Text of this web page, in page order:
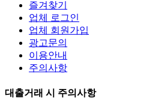
즐겨찾기
업체 로그인
업체 회원가입
광고문의
이용안내
주의사항
대출거래 시 주의사항